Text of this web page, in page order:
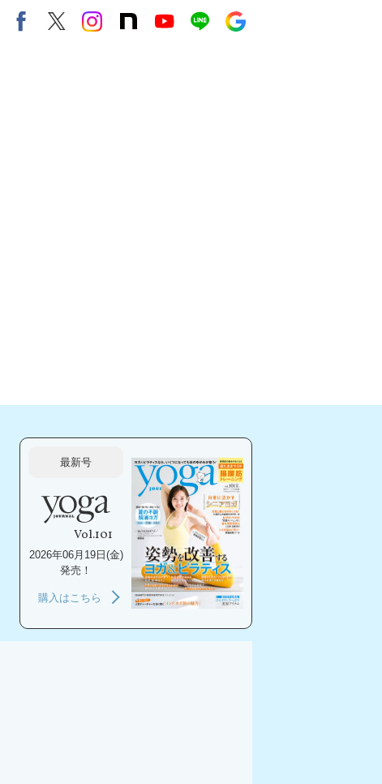
FacebookX（旧twitter）
instagram
note Youtubeline
最新号
Vol.101
2026年06月19日(金)
発売！
購入はこちら